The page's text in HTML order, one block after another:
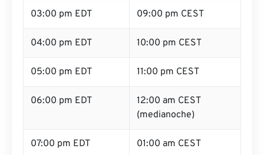
03:00 pm EDT 09:00 pm CEST
04:00 pm EDT 10:00 pm CEST
05:00 pm EDT 11:00 pm CEST
06:00 pm EDT
12:00 am CEST
(medianoche)
07:00 pm EDT 01:00 am CEST